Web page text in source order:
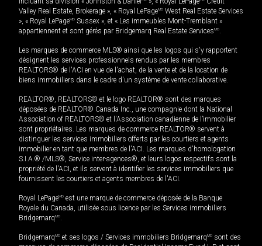
Valley Real Estate, Brokerage », « Royal LePageMD West Real Estate Services
», « Royal LePageMD Sussex », et « Les immeubles Mont-Tremblant »
appartiennent et sont gérés par Bridgemarq Real Estate ServicesMD.
Les marques de commerce MLS® ainsi que les logos qui s'y rapportent
désignent les services professionnels rendus par les membres
REALTORS® de l'ACI en vue de l'achat, de la vente et de la location de
biens immobiliers dans le cadre d'un système de vente collaborative.
REALTOR®, REALTORS® et le logo REALTOR® sont des marques
déposées de REALTOR® Canada Inc., une compagnie dont la National
Association of REALTORS® et l'Association canadienne de l’immobilier
sont propriétaires. Les marques de commerce REALTOR® servent à
distinguer les services immobiliers offerts par les courtiers et agents
immobilier en tant que membres de l'ACI. Les marques d'homologation
S.I.A.® /MLS®, Service inter-agences®, et leurs logos respectifs sont la
propriété de l'ACI, et ils servent à identifier les services immobiliers que
fournissent les courtiers et agents membres de l'ACI.
Royal LePageMD est une marque de commerce déposée de la Banque
Royale du Canada, utilisée sous licence par les Services immobiliers
BridgemarqMD.
BridgemarqMD et ses logos / Services immobiliers BridgemarqMD sont des